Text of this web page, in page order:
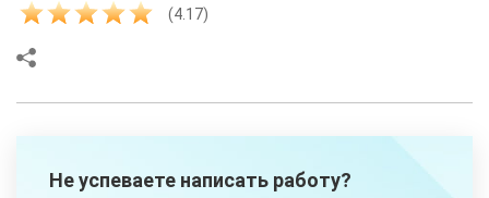
(4.17)
Не успеваете написать работу?